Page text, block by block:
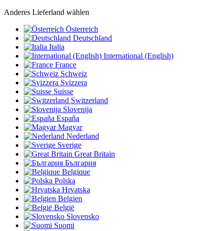
Anderes Lieferland wählen
Österreich
Deutschland
Italia
International (English)
France
Schweiz
Svizzera
Suisse
Switzerland
Slovenija
España
Magyar
Nederland
Sverige
Great Britain
България
Belgique
Polska
Hrvatska
Belgien
België
Slovensko
Suomi